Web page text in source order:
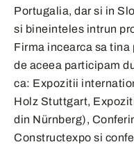
Portugalia, dar si in
si bineinteles intrun
Firma incearca sa
de aceea participam
ca: Expozitii
Holz Stuttgart,
din Nürnberg),
Constructexpo si